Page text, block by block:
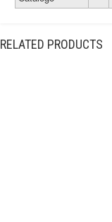
RELATED PRODUCTS